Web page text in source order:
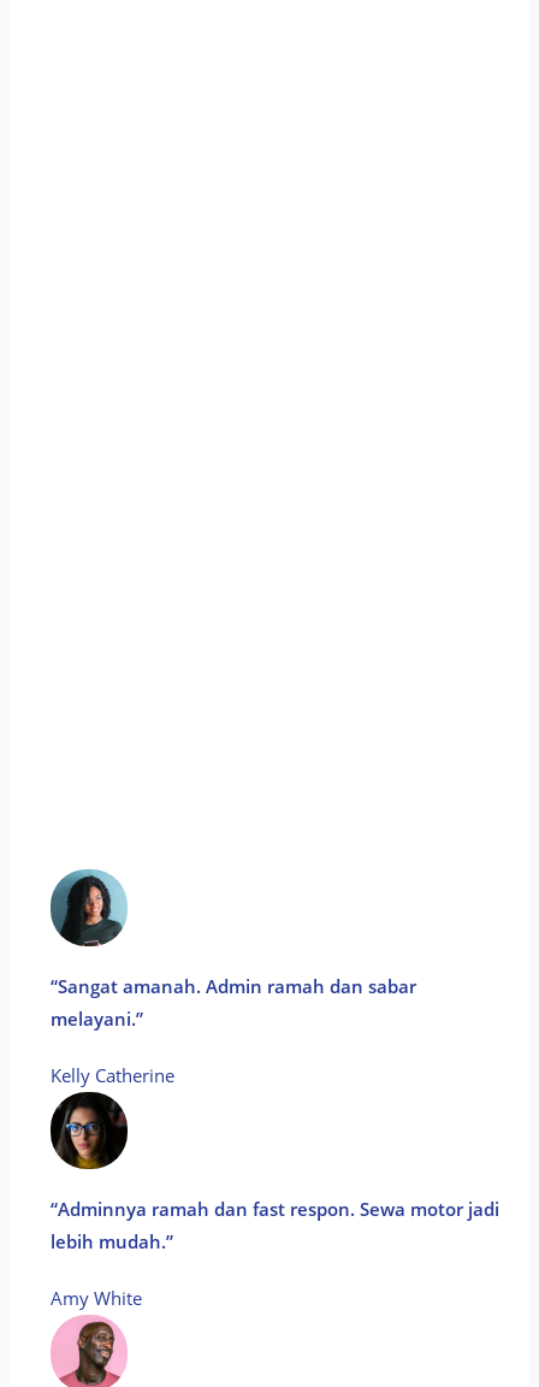
“Sangat amanah. Admin ramah dan sabar
melayani.”
Kelly Catherine​
“Adminnya ramah dan fast respon. Sewa motor jadi
lebih mudah.”
Amy White​